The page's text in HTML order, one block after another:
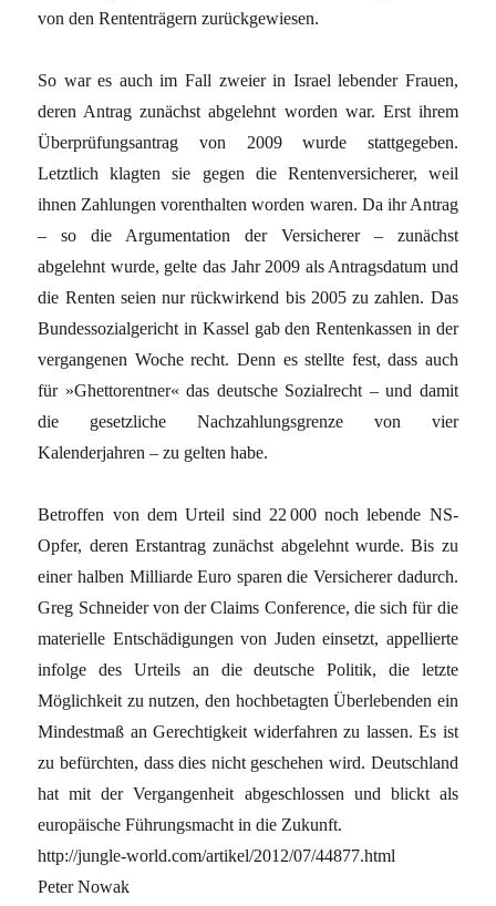
von den Rententrägern zurückgewiesen.
So war es auch im Fall zweier in Israel lebender Frauen,
deren Antrag zunächst abgelehnt worden war. Erst ihrem
Überprüfungsantrag von 2009 wurde stattgegeben.
Letztlich klagten sie gegen die Rentenversicherer, weil
ihnen Zahlungen vorenthalten worden waren. Da ihr Antrag
– so die Argumentation der Versicherer – zunächst
abgelehnt wurde, gelte das Jahr 2009 als Antragsdatum und
die Renten seien nur rückwirkend bis 2005 zu zahlen. Das
Bundessozialgericht in Kassel gab den Rentenkassen in der
vergangenen Woche recht. Denn es stellte fest, dass auch
für »Ghettorentner« das deutsche Sozialrecht – und damit
die gesetzliche Nachzahlungsgrenze von vier
Kalenderjahren – zu gelten habe.
Betroffen von dem Urteil sind 22 000 noch lebende NS-
Opfer, deren Erstantrag zunächst abgelehnt wurde. Bis zu
einer halben Milliarde Euro sparen die Versicherer dadurch.
Greg Schneider von der Claims Conference, die sich für die
mate­rielle Entschädigungen von Juden einsetzt, appellierte
infolge des Urteils an die deutsche Politik, die letzte
Möglichkeit zu nutzen, den hochbetagten Überlebenden ein
Mindestmaß an Gerechtigkeit widerfahren zu lassen. Es ist
zu befürchten, dass dies nicht geschehen wird. Deutschland
hat mit der Vergangenheit abgeschlossen und blickt als
europäische Führungsmacht in die Zukunft.
http://jungle-world.com/artikel/2012/07/44877.html
Peter Nowak